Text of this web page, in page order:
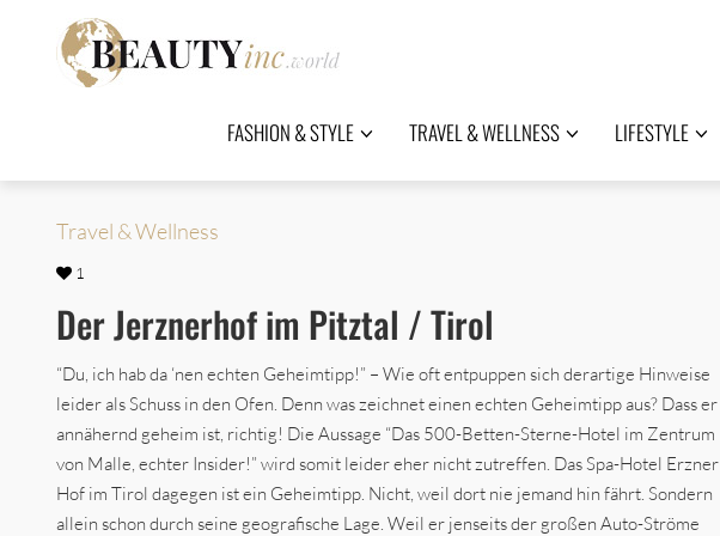
FASHION & STYLE TRAVEL & WELLNESS LIFESTYLE
Travel & Wellness
1
Der Jerznerhof im Pitztal / Tirol
“Du, ich hab da ‘nen echten Geheimtipp!” – Wie oft entpuppen sich derartige Hinweise
leider als Schuss in den Ofen. Denn was zeichnet einen echten Geheimtipp aus? Dass er
annähernd geheim ist, richtig! Die Aussage “Das 500-Betten-Sterne-Hotel im Zentrum
von Malle, echter Insider!” wird somit leider eher nicht zutreffen. Das Spa-Hotel Erzner
Hof im Tirol dagegen ist ein Geheimtipp. Nicht, weil dort nie jemand hin fährt. Sondern
allein schon durch seine geografische Lage. Weil er jenseits der großen Auto-Ströme